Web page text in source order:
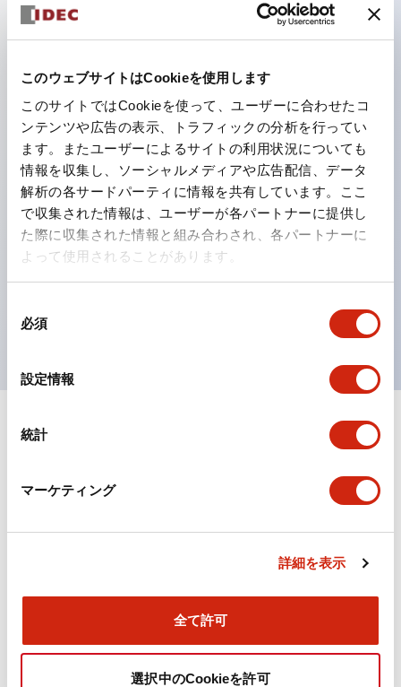
このウェブサイトはCookieを使用します
このサイトではCookieを使って、ユーザーに合わせたコ
ンテンツや広告の表示、トラフィックの分析を行ってい
ます。またユーザーによるサイトの利用状況についても
情報を収集し、ソーシャルメディアや広告配信、データ
解析の各サードパーティに情報を共有しています。ここ
で収集された情報は、ユーザーが各パートナーに提供し
た際に収集された情報と組み合わされ、各パートナーに
よって使用されることがあります。
必須
設定情報
統計
マーケティング
詳細を表示
全て許可
選択中のCookieを許可
照光ユニットの低電圧タイプ(6～24Vタイプ)は2026
フィンガープロテクション構造、ねじアップ端子構造、
保護構造IP20に対応したHW-U形コンタクトブロック
を搭載。
高電圧タイプのLED球が搭載可能になり、ダイレクト
タイプの定格使用電圧が最大240Vまで対応可能になり
ました。
ひとつで6色の役をこなすLED球（LSRD球）。これま
UL、CSA、TÜV、CCC認証品。
ドキュメントとファイル
年6月版）（日本語）
4.92MB